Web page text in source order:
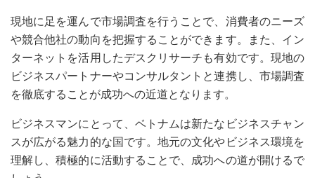
現地に足を運んで市場調査を行うことで、消費者のニーズ
や競合他社の動向を把握することができます。また、イン
ターネットを活用したデスクリサーチも有効です。現地の
ビジネスパートナーやコンサルタントと連携し、市場調査
を徹底することが成功への近道となります。
ビジネスマンにとって、ベトナムは新たなビジネスチャン
スが広がる魅力的な国です。地元の文化やビジネス環境を
理解し、積極的に活動することで、成功への道が開けるで